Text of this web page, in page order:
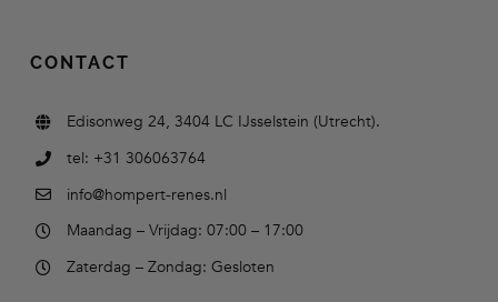
CONTACT
Edisonweg 24, 3404 LC IJsselstein (Utrecht).
tel: +31 306063764
info@hompert-renes.nl
Maandag – Vrijdag: 07:00 – 17:00
Zaterdag – Zondag: Gesloten